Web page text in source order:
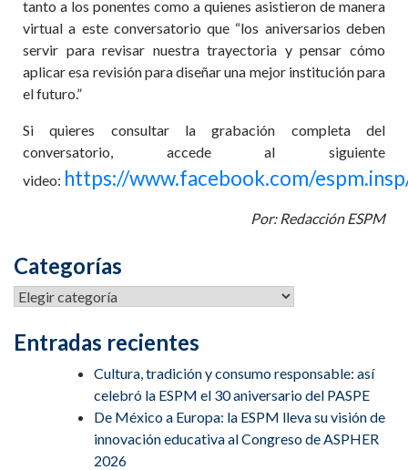
tanto a los ponentes como a quienes asistieron de manera
virtual a este conversatorio que “los aniversarios deben
servir para revisar nuestra trayectoria y pensar cómo
aplicar esa revisión para diseñar una mejor institución para
el futuro.”
Si quieres consultar la grabación completa del
conversatorio, accede al siguiente
video: https://www.facebook.com/
Por: Redacción ESPM
Categorías
Entradas recientes
Cultura, tradición y consumo responsable: así
celebró la ESPM el 30 aniversario del PASPE
De México a Europa: la ESPM lleva su visión de
innovación educativa al Congreso de ASPHER
2026